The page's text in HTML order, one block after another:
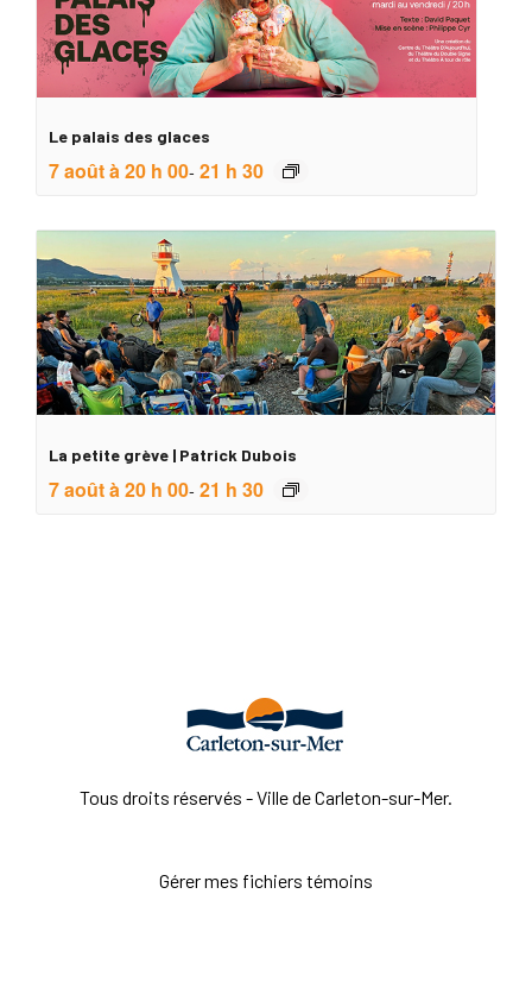
Le palais des glaces
7 août à 20 h 00- 21 h 30
La petite grève | Patrick Dubois
7 août à 20 h 00- 21 h 30
Tous droits réservés - Ville de Carleton-sur-Mer.
Gérer mes fichiers témoins